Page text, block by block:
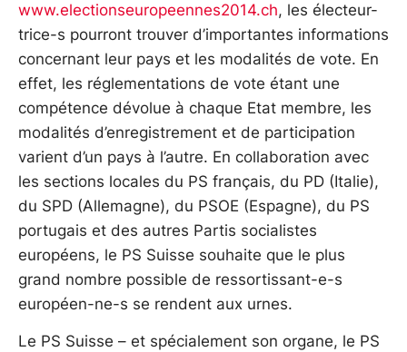
www.electionseuropeennes2014.ch, les électeur-
trice-s pourront trouver d’importantes informations
concernant leur pays et les modalités de vote. En
effet, les réglementations de vote étant une
compétence dévolue à chaque Etat membre, les
modalités d’enregistrement et de participation
varient d’un pays à l’autre. En collaboration avec
les sections locales du PS français, du PD (Italie),
du SPD (Allemagne), du PSOE (Espagne), du PS
portugais et des autres Partis socialistes
européens, le PS Suisse souhaite que le plus
grand nombre possible de ressortissant-e-s
européen-ne-s se rendent aux urnes.
Le PS Suisse – et spécialement son organe, le PS